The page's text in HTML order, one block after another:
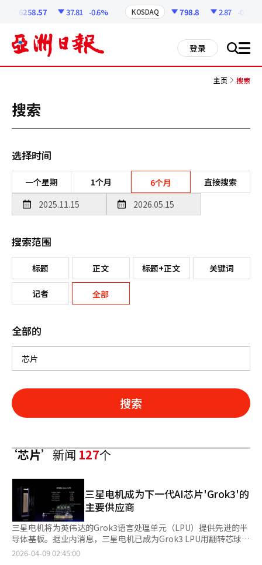
6258.57 37.81 -0.6% KOSDAQ 798.8 2.87 -0.36%
登录 搜 all
主页 搜索
搜索
选择时间
一个星期 1个月 6个月 直接搜索
搜索范围
标题 正文 标题+正文 关键词
记者 全部
全部的
搜索
‘芯片’新闻127个
三星电机成为下一代AI芯片'Grok3'的
主要供应商
三星电机将为英伟达的Grok3语言处理单元（LPU）提供先进的半
导体基板。据业内消息，三星电机已成为Grok3 LPU用翻转芯球栅
阵列（FC-BGA）的首要供应商，预计最快将在第二季度开始量
2026-04-09 02:45:00